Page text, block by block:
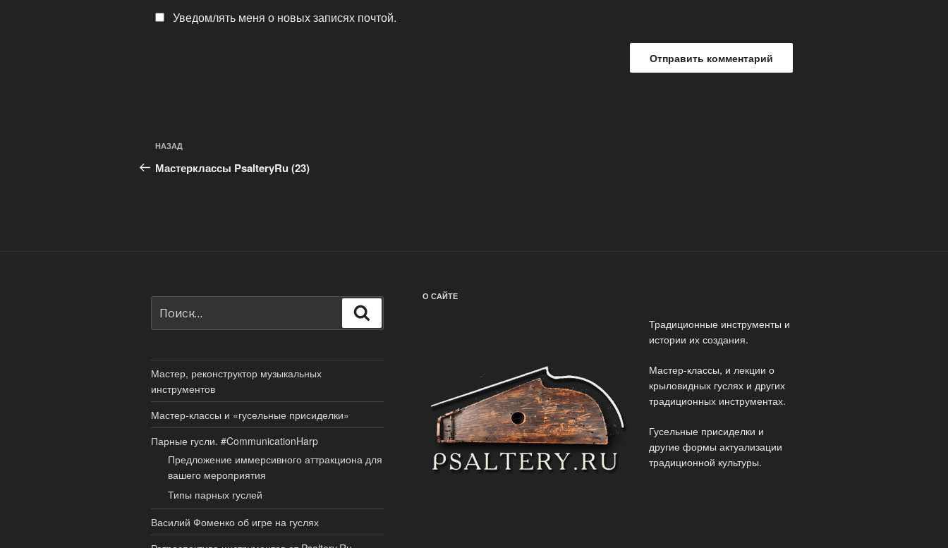
Уведомлять меня о новых записях почтой.
Навигация
по
записям
Предыдущая
запись:
НАЗАД
Мастерклассы PsalteryRu (23)
Мастер, реконструктор музыкальных
инструментов
Мастер-классы и «гусельные присиделки»
Парные гусли. #CommunicationHarp
Предложение иммерсивного аттракциона для
вашего мероприятия
Типы парных гуслей
Василий Фоменко об игре на гуслях
О САЙТЕ
Традиционные инструменты и
истории их создания.
Мастер-классы, и лекции о
крыловидных гуслях и других
традиционных инструментах.
Гусельные присиделки и
другие формы актуализации
традиционной культуры.